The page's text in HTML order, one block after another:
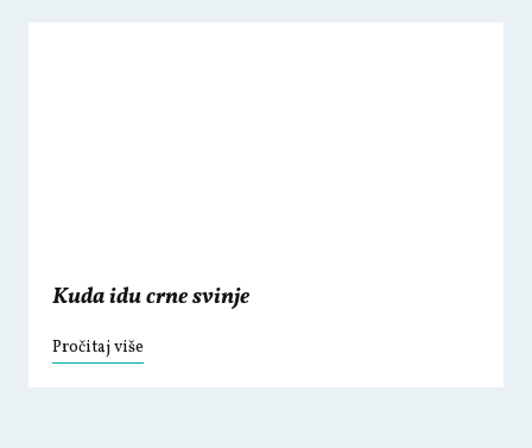
Kuda idu crne svinje
Pročitaj više